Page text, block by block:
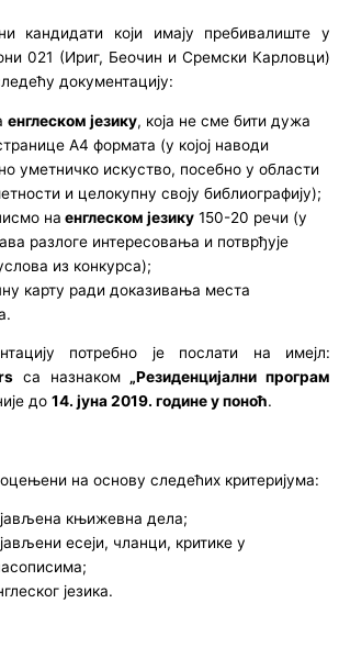
кандидати који имају пребивалиште у
021 (Ириг, Беочин и Сремски Карловци)
документацију:
енглеском језику, која не сме бити дужа
А4 формата (у којој наводи
уметничко искуство, посебно у области
и целокупну своју библиографију);
на енглеском језику 150-20 речи (у
разлоге интересовања и потврђује
из конкурса);
карту ради доказивања места
потребно је послати на имејл:
са назнаком „Резиденцијални програм
до 14. јуна 2019. године у поноћ.
на основу следећих критеријума:
књижевна дела;
есеји, чланци, критике у
језика.